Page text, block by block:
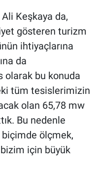
Ali Keşkaya da,
gösteren turizm
ihtiyaçlarına
da
olarak bu konuda
tüm tesislerimizin
olan 65,78 mw
Bu nedenle
ölçmek,
için büyük